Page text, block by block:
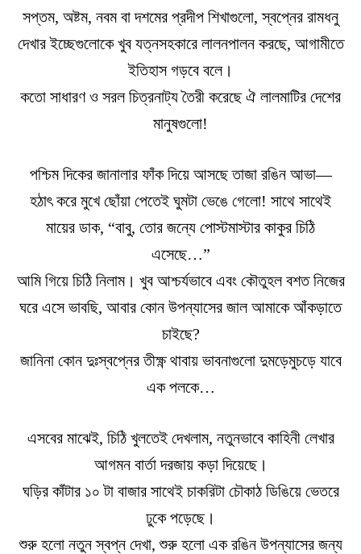
সপ্তম, অষ্টম, নবম বা দশমের প্রদীপ শিখাগুলো, স্বপ্নের রামধনু
দেখার ইচ্ছেগুলোকে খুব যত্নসহকারে লালনপালন করছে, আগামীতে
ইতিহাস গড়বে বলে।
কতো সাধারণ ও সরল চিত্রনাট্য তৈরী করেছে ঐ লালমাটির দেশের
মানুষগুলো!
পশ্চিম দিকের জানালার ফাঁক দিয়ে আসছে তাজা রঙিন আভা―
হঠাৎ করে মুখে ছোঁয়া পেতেই ঘুমটা ভেঙে গেলো! সাথে সাথেই
মায়ের ডাক, “বাবু, তোর জন্যে পোস্টমাস্টার কাকুর চিঠি
এসেছে…”
আমি গিয়ে চিঠি নিলাম। খুব আশ্চর্যভাবে এবং কৌতুহল বশত নিজের
ঘরে এসে ভাবছি, আবার কোন উপন্যাসের জাল আমাকে আঁকড়াতে
চাইছে?
জানিনা কোন দুঃস্বপ্নের তীক্ষ্ণ থাবায় ভাবনাগুলো দুমড়েমুচড়ে যাবে
এক পলকে…
এসবের মাঝেই, চিঠি খুলতেই দেখলাম, নতুনভাবে কাহিনী লেখার
আগমন বার্তা দরজায় কড়া দিয়েছে।
ঘড়ির কাঁটার ১০ টা বাজার সাথেই চাকরিটা চৌকাঠ ডিঙিয়ে ভেতরে
ঢুকে পড়েছে।
শুরু হলো নতুন স্বপ্ন দেখা, শুরু হলো এক রঙিন উপন্যাসের জন্য